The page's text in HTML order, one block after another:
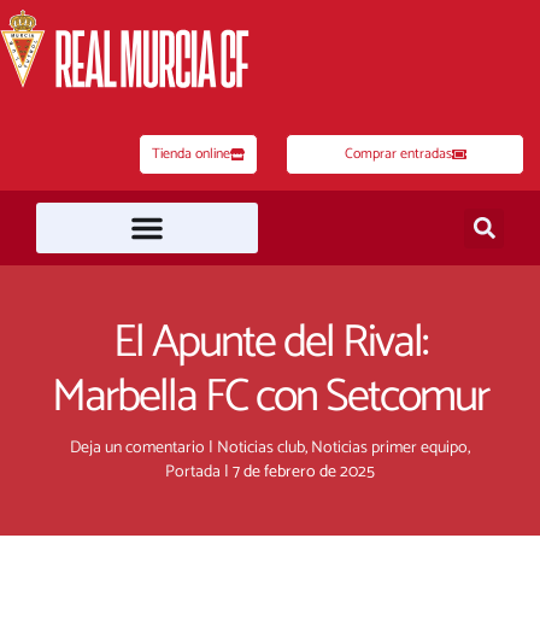
al
contenido
Tienda online Comprar entradas
El Apunte del Rival:
Marbella FC con Setcomur
Deja un comentario | Noticias club,Noticias primer equipo,
Portada |7 de febrero de 2025